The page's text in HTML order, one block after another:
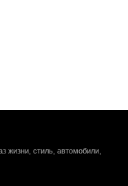
жизни, стиль, автомобили,